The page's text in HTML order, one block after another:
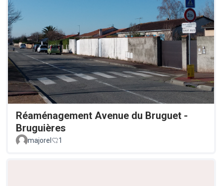
Réaménagement Avenue du Bruguet -
Bruguières
majorel 1